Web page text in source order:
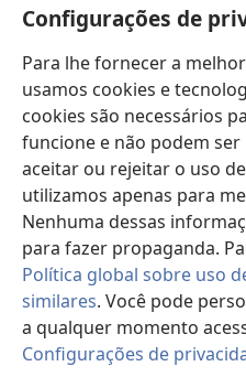
Configurações de
Para lhe fornecer a
usamos cookies e
cookies são necessários
funcione e não podem
aceitar ou rejeitar o uso
utilizamos apenas para
Nenhuma dessas
para fazer propaganda.
Política global sobre uso
similares. Você pode
a qualquer momento
Configurações de
(abre
nova
janela)
Biblioteca On-line da Torre
(abre
nova
janela)JW Hub
(abre
nova
janela)JW Library
Watchtower Library
Copyright© 2026 Watch Tower
TERMOS DE USO | POLÍTICA DE